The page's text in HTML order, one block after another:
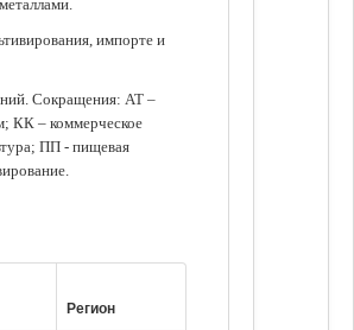
импорте и
Сокращения: АТ –
КК – коммерческое
ПП - пищевая
Регион